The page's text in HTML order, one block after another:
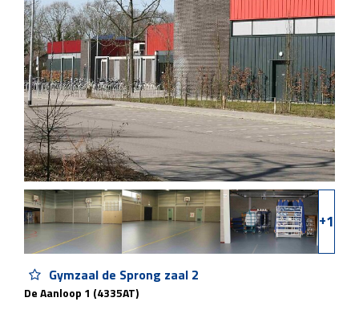
+1
Gymzaal de Sprong zaal 2
De Aanloop 1 (4335AT)